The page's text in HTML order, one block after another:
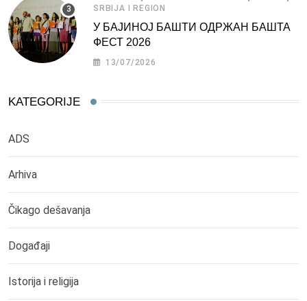
SRBIJA I REGION
У БАЈИНОЈ БАШТИ ОДРЖАН БАШТА
ФЕСТ 2026
13/07/2026
KATEGORIJE
ADS
Arhiva
Čikago dešavanja
Događaji
Istorija i religija